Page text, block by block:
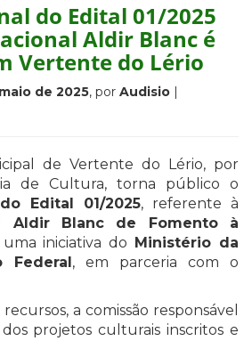
do Edital 01/2025
Aldir Blanc é
Vertente do Lério
de 2025, por Audisio |
de Vertente do Lério, por
de Cultura, torna público o
Edital 01/2025, referente à
Aldir Blanc de Fomento à
uma iniciativa do Ministério da
Federal, em parceria com o
a comissão responsável
projetos culturais inscritos e